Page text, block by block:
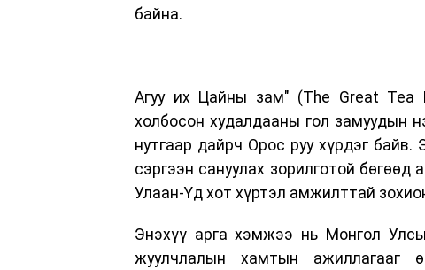
байна.
Агуу их Цайны зам" (The Great Tea
холбосон худалдааны гол замуудын
нутгаар дайрч Орос руу хүрдэг
сэргээн сануулах зорилготой
Улаан-Үд хот хүртэл амжилттай
Энэхүү арга хэмжээ нь Монгол
жуулчлалын хамтын ажиллагааг